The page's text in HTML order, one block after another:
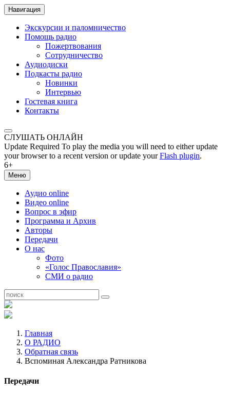
Навигация
Экскурсии и паломничество
Помощь радио
Пожертвования
Сотрудничество
Аудиодиски
Подкасты радио
Новинки
Интервью
Гостевая книга
Контакты
СЛУШАТЬ ОНЛАЙН
Update Required To play the media you will need to either update
your browser to a recent version or update yourFlash plugin.
6+
Меню
Аудио online
Видео online
Вопрос в эфир
Программа и Архив
Авторы
Передачи
О нас
Фото
«Голос Православия»
СМИ о радио
Главная
О РАДИО
Обратная связь
Вспоминая Александра Ратникова
Передачи